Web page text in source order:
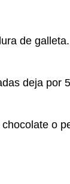
de galleta.
deja por
o